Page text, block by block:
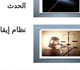
الحدث
نظام